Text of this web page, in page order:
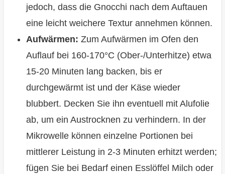
jedoch, dass die Gnocchi nach dem Auftauen
eine leicht weichere Textur annehmen können.
Aufwärmen: Zum Aufwärmen im Ofen den
Auflauf bei 160-170°C (Ober-/Unterhitze) etwa
15-20 Minuten lang backen, bis er
durchgewärmt ist und der Käse wieder
blubbert. Decken Sie ihn eventuell mit Alufolie
ab, um ein Austrocknen zu verhindern. In der
Mikrowelle können einzelne Portionen bei
mittlerer Leistung in 2-3 Minuten erhitzt werden;
fügen Sie bei Bedarf einen Esslöffel Milch oder